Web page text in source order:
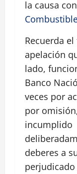
la causa
Recuerda
apelación
lado,
Banco
veces por
por
incumplido
deberes a
perjudicado